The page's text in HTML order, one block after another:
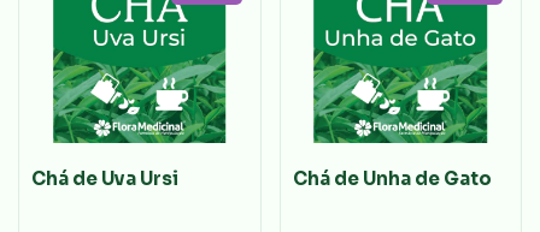
Chá de Uva Ursi Chá de Unha de Gato